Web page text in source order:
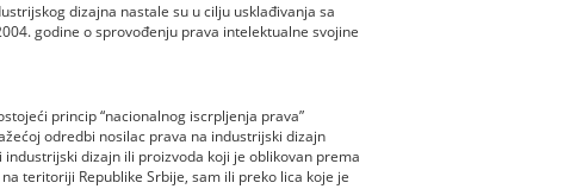
dizajna nastale su u cilju usklađivanja sa
godine o sprovođenju prava intelektualne svojine
princip “nacionalnog iscrpljenja prava”
odredbi nosilac prava na industrijski dizajn
dizajn ili proizvoda koji je oblikovan prema
teritoriji Republike Srbije, sam ili preko lica koje je